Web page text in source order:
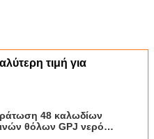
τιμή για
48 καλωδίων
θόλων GPJ νερό